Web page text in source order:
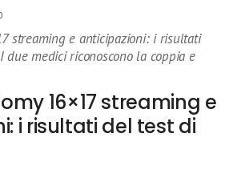
streaming e anticipazioni: i risultati
medici riconoscono la coppia e
16×17 streaming e
i risultati del test di